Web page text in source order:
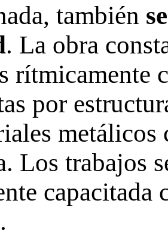
también
. La obra
rítmicamente
por
Los trabajos
capacitada